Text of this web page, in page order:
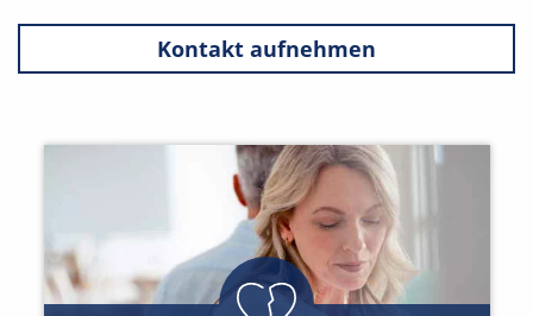
Kontakt aufnehmen